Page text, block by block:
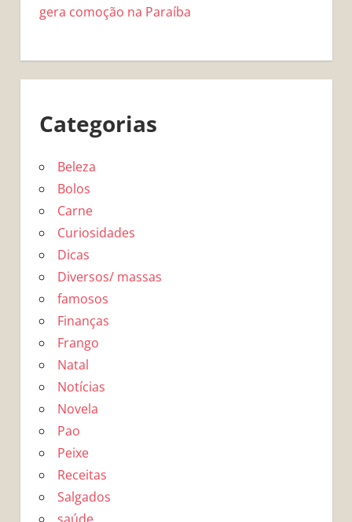
gera comoção na Paraíba
Categorias
Beleza
Bolos
Carne
Curiosidades
Dicas
Diversos/ massas
famosos
Finanças
Frango
Natal
Notícias
Novela
Pao
Peixe
Receitas
Salgados